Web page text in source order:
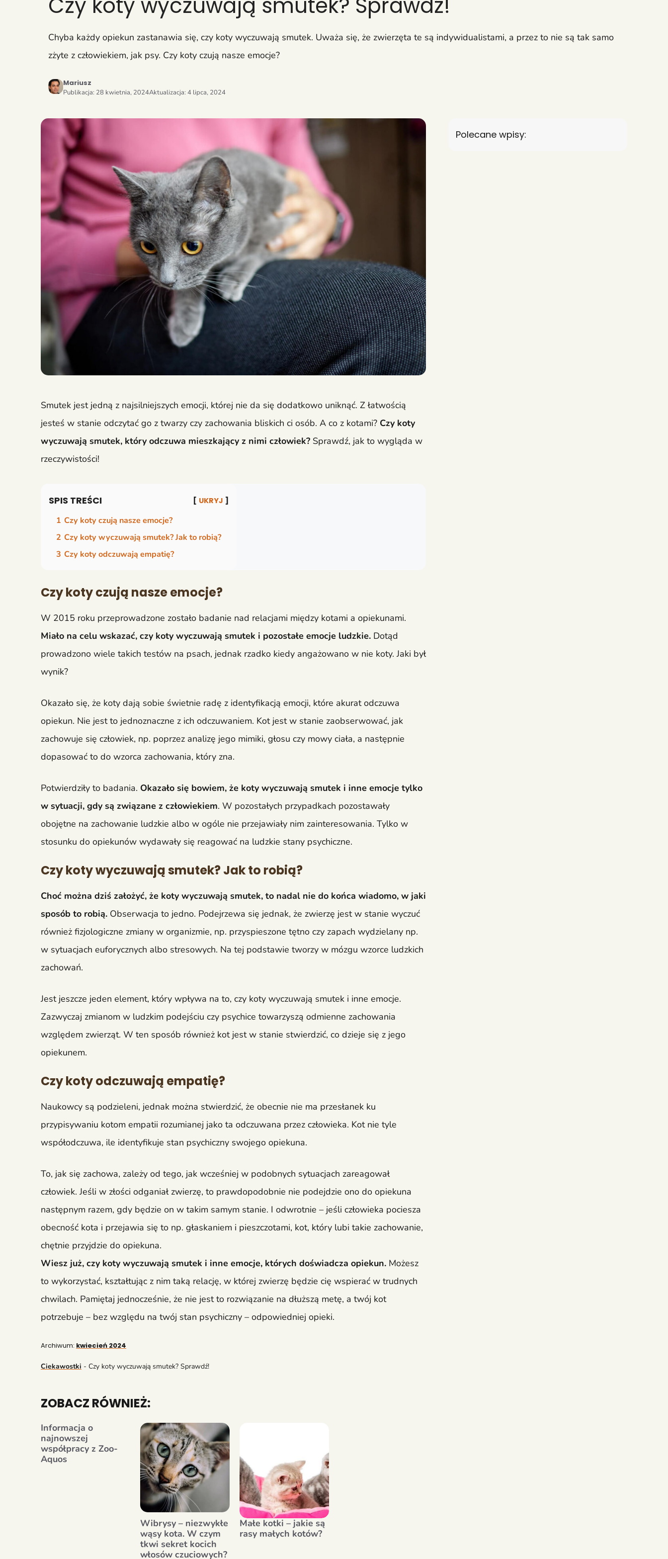
Chyba każdy opiekun zastanawia się, czy koty wyczuwają smutek. Uważa się, że zwierzęta te są indywidualistami, a przez to nie są tak samo
zżyte z człowiekiem, jak psy. Czy koty czują nasze emocje?
Mariusz
Publikacja: 28 kwietnia, 2024Aktualizacja: 4 lipca, 2024
Smutek jest jedną z najsilniejszych emocji, której nie da się dodatkowo uniknąć. Z łatwością
jesteś w stanie odczytać go z twarzy czy zachowania bliskich ci osób. A co z kotami? Czy koty
wyczuwają smutek, który odczuwa mieszkający z nimi człowiek? Sprawdź, jak to wygląda w
rzeczywistości!
SPIS TREŚCI UKRYJ
1 Czy koty czują nasze emocje?
2 Czy koty wyczuwają smutek? Jak to robią?
3 Czy koty odczuwają empatię?
Czy koty czują nasze emocje?
W 2015 roku przeprowadzone zostało badanie nad relacjami między kotami a opiekunami.
Miało na celu wskazać, czy koty wyczuwają smutek i pozostałe emocje ludzkie. Dotąd
prowadzono wiele takich testów na psach, jednak rzadko kiedy angażowano w nie koty. Jaki był
wynik?
Okazało się, że koty dają sobie świetnie radę z identyfikacją emocji, które akurat odczuwa
opiekun. Nie jest to jednoznaczne z ich odczuwaniem. Kot jest w stanie zaobserwować, jak
zachowuje się człowiek, np. poprzez analizę jego mimiki, głosu czy mowy ciała, a następnie
dopasować to do wzorca zachowania, który zna.
Potwierdziły to badania. Okazało się bowiem, że koty wyczuwają smutek i inne emocje tylko
w sytuacji, gdy są związane z człowiekiem. W pozostałych przypadkach pozostawały
obojętne na zachowanie ludzkie albo w ogóle nie przejawiały nim zainteresowania. Tylko w
stosunku do opiekunów wydawały się reagować na ludzkie stany psychiczne.
Czy koty wyczuwają smutek? Jak to robią?
Choć można dziś założyć, że koty wyczuwają smutek, to nadal nie do końca wiadomo, w jaki
sposób to robią. Obserwacja to jedno. Podejrzewa się jednak, że zwierzę jest w stanie wyczuć
również fizjologiczne zmiany w organizmie, np. przyspieszone tętno czy zapach wydzielany np.
w sytuacjach euforycznych albo stresowych. Na tej podstawie tworzy w mózgu wzorce ludzkich
zachowań.
Jest jeszcze jeden element, który wpływa na to, czy koty wyczuwają smutek i inne emocje.
Zazwyczaj zmianom w ludzkim podejściu czy psychice towarzyszą odmienne zachowania
względem zwierząt. W ten sposób również kot jest w stanie stwierdzić, co dzieje się z jego
opiekunem.
Czy koty odczuwają empatię?
Naukowcy są podzieleni, jednak można stwierdzić, że obecnie nie ma przesłanek ku
przypisywaniu kotom empatii rozumianej jako ta odczuwana przez człowieka. Kot nie tyle
współodczuwa, ile identyfikuje stan psychiczny swojego opiekuna.
To, jak się zachowa, zależy od tego, jak wcześniej w podobnych sytuacjach zareagował
człowiek. Jeśli w złości odganiał zwierzę, to prawdopodobnie nie podejdzie ono do opiekuna
następnym razem, gdy będzie on w takim samym stanie. I odwrotnie – jeśli człowieka pociesza
obecność kota i przejawia się to np. głaskaniem i pieszczotami, kot, który lubi takie zachowanie,
chętnie przyjdzie do opiekuna.
Wiesz już, czy koty wyczuwają smutek i inne emocje, których doświadcza opiekun. Możesz
to wykorzystać, kształtując z nim taką relację, w której zwierzę będzie cię wspierać w trudnych
chwilach. Pamiętaj jednocześnie, że nie jest to rozwiązanie na dłuższą metę, a twój kot
potrzebuje – bez względu na twój stan psychiczny – odpowiedniej opieki.
Archiwum: kwiecień 2024
Ciekawostki - Czy koty wyczuwają smutek? Sprawdź!
Polecane wpisy:
ZOBACZ RÓWNIEŻ:
Informacja o
najnowszej
współpracy z Zoo-
Aquos
Wibrysy – niezwykłe
wąsy kota. W czym
tkwi sekret kocich
włosów czuciowych?
Małe kotki – jakie są
rasy małych kotów?